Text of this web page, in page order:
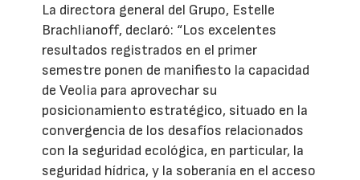
La directora general del Grupo, Estelle
Brachlianoff, declaró: “Los excelentes
resultados registrados en el primer
semestre ponen de manifiesto la capacidad
de Veolia para aprovechar su
posicionamiento estratégico, situado en la
convergencia de los desafíos relacionados
con la seguridad ecológica, en particular, la
seguridad hídrica, y la soberanía en el acceso